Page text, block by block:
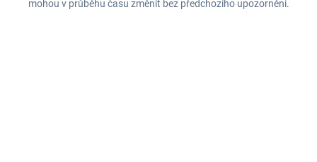
mohou v průběhu času změnit bez předchozího upozornění.